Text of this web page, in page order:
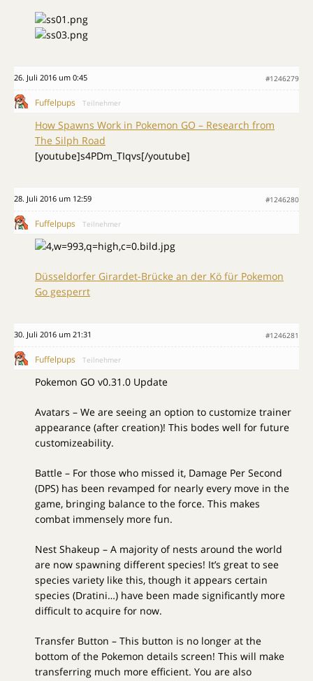
26. Juli 2016 um 0:45 #1246279
Fuffelpups Teilnehmer
How Spawns Work in Pokemon GO – Research from
The Silph Road
[youtube]s4PDm_TIqvs[/youtube]
28. Juli 2016 um 12:59 #1246280
Fuffelpups Teilnehmer
Düsseldorfer Girardet-Brücke an der Kö für Pokemon
Go gesperrt
30. Juli 2016 um 21:31 #1246281
Fuffelpups Teilnehmer
Pokemon GO v0.31.0 Update
Avatars – We are seeing an option to customize trainer
appearance (after creation)! This bodes well for future
customizeability.
Battle – For those who missed it, Damage Per Second
(DPS) has been revamped for nearly every move in the
game, bringing balance to the force. This makes
combat immensely more fun.
Nest Shakeup – A majority of nests around the world
are now spawning different species! It’s great to see
species variety like this, though it appears certain
species (Dratini…) have been made significantly more
difficult to acquire for now.
Transfer Button – This button is no longer at the
bottom of the Pokemon details screen! This will make
transferring much more efficient. You are also